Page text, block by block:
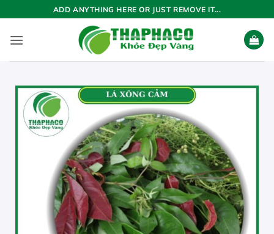
qua
nội
ADD ANYTHING HERE OR JUST REMOVE IT...